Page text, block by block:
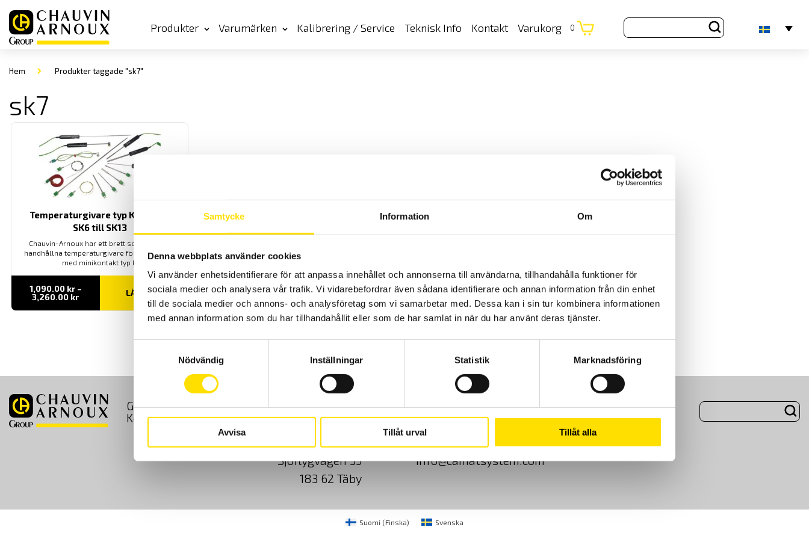
Samtycke Information Om
Denna webbplats använder cookies
Vi använder enhetsidentifierare för att anpassa innehållet och annonserna till användarna, tillhandahålla funktioner för
sociala medier och analysera vår trafik. Vi vidarebefordrar även sådana identifierare och annan information från din enhet
till de sociala medier och annons- och analysföretag som vi samarbetar med. Dessa kan i sin tur kombinera informationen
med annan information som du har tillhandahållit eller som de har samlat in när du har använt deras tjänster.
Nödvändig
Inställningar Statistik Marknadsföring
Avvisa Tillåt urval Tillåt alla
Produkter Varumärken Kalibrering / Service Teknisk Info Kontakt Varukorg 0
Hem Produkter taggade "sk7"
sk7
Temperaturgivare typ K, modell
SK6 till SK13
Chauvin-Arnoux har ett brett sortiment av
handhållna temperaturgivare för instrument
med minikontakt typ k.
1,090.00 kr –
3,260.00 krPrisintervall:
till
LÄS MER
GDPR Köpvillkor Cookies Klagomål Kundundersökning
Om Oss
Kontakt
CA Mätsystem AB
Sjöflygvägen 35
183 62 Täby
08-50 52 68 00
info@camatsystem.com
Suomi (Finska) Svenska